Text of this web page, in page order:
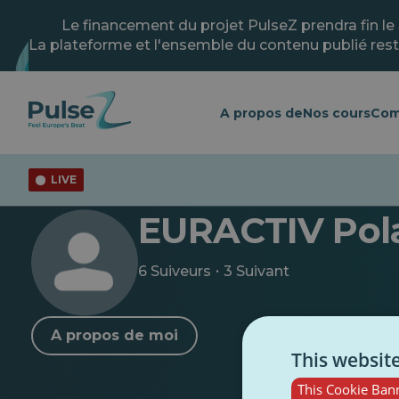
main
content
Le financement du projet PulseZ prendra fin le
La plateforme et l'ensemble du contenu publié
A propos deNos cours
LIVE
EURACTIV
6 Suiveurs · 3 Suivant
A propos de moi
This
This Cookie